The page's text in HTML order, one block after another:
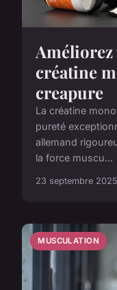
Améliorez
créatine
creapure
La créatine
pureté
allemand
la force muscu...
23 septembre 2025
MUSCULATION